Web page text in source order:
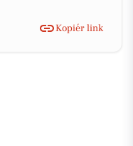
Kopiér link